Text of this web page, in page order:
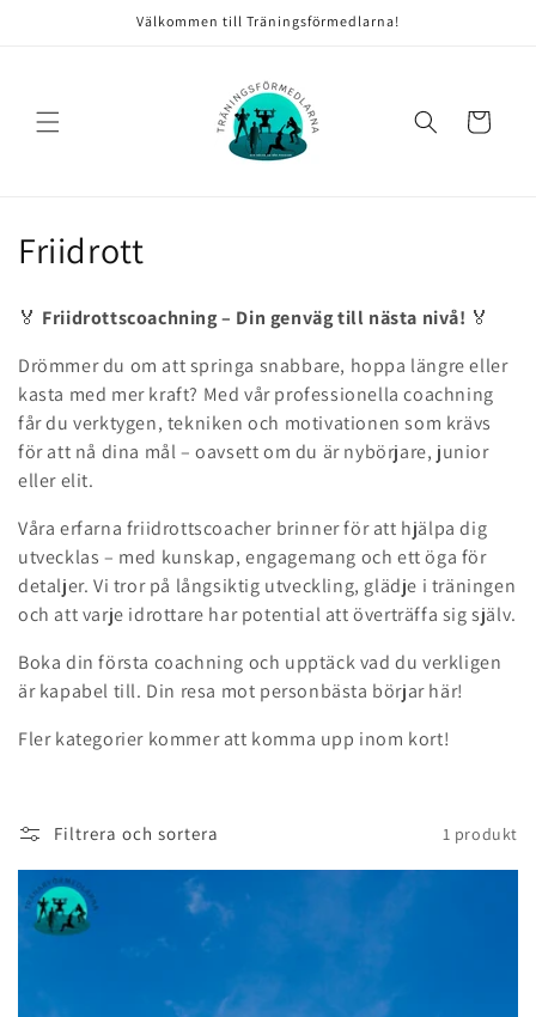
Välkommen till Träningsförmedlarna!
Varukorg
P
d
u
k
t
s
e
r
e
Friidrott
🏅 Friidrottscoachning – Din genväg till nästa nivå! 🏅
Drömmer du om att springa snabbare, hoppa längre eller
kasta med mer kraft? Med vår professionella coachning
får du verktygen, tekniken och motivationen som krävs
för att nå dina mål – oavsett om du är nybörjare, junior
eller elit.
Våra erfarna friidrottscoacher brinner för att hjälpa dig
utvecklas – med kunskap, engagemang och ett öga för
detaljer. Vi tror på långsiktig utveckling, glädje i träningen
och att varje idrottare har potential att överträffa sig själv.
Boka din första coachning och upptäck vad du verkligen
är kapabel till. Din resa mot personbästa börjar här!
Fler kategorier kommer att komma upp inom kort!
Filtrera och sortera 1 produkt